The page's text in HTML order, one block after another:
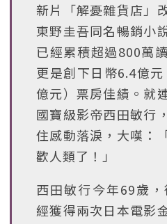
新片「解憂雜貨店」
東野圭吾同名暢銷小
已經累積超過800萬
更是創下日幣6.4億
億元）票房佳績。就
國寶級影帝西田敏行
住感動落淚，大嘆：
歡人類了！」
西田敏行今年69歲
經獲得兩次日本電影